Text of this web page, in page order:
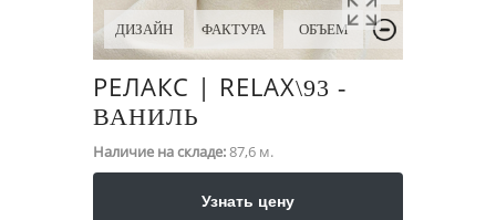
ДИЗАЙН ФАКТУРА ОБЪЕМ
РЕЛАКС | RELAX\​93 -
ВАНИЛЬ
Наличие на складе:87,6 м.
Узнать цену